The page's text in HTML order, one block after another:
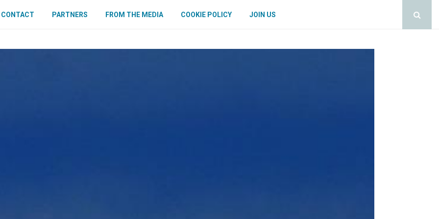
CONTACT PARTNERS FROM THE MEDIA COOKIE POLICY JOIN US